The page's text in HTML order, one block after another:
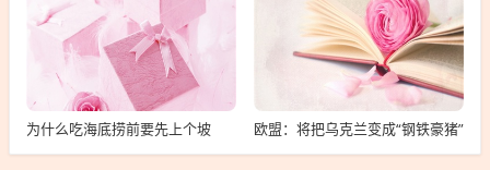
为什么吃海底捞前要先上个坡 欧盟：将把乌克兰变成“钢铁豪猪”